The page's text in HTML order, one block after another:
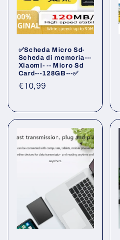
✅Scheda Micro Sd-
Scheda di memoria---
Xiaomi- -- Micro Sd
Card---128GB---✅
Prezzo
listino
€10,99